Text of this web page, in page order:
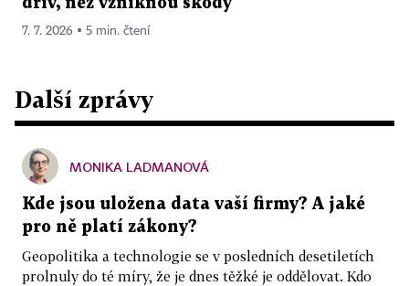
dřív, než vzniknou škody
7. 7. 2026 ▪ 5 min. čtení
Další zprávy
MONIKA LADMANOVÁ
Kde jsou uložena data vaší firmy? A jaké
pro ně platí zákony?
Geopolitika a technologie se v posledních desetiletích
prolnuly do té míry, že je dnes těžké je oddělovat. Kdo